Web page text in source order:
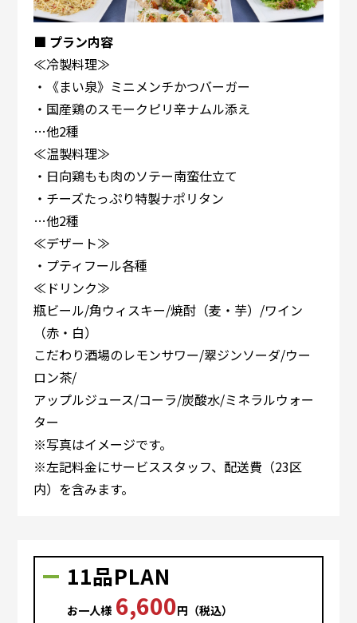
■ プラン内容
≪冷製料理≫
・《まい泉》ミニメンチかつバーガー
・国産鶏のスモークピリ辛ナムル添え
…他2種
≪温製料理≫
・日向鶏もも肉のソテー南蛮仕立て
・チーズたっぷり特製ナポリタン
…他2種
≪デザート≫
・プティフール各種
≪ドリンク≫
瓶ビール/角ウィスキー/焼酎（麦・芋）/ワイン
（赤・白）
こだわり酒場のレモンサワー/翠ジンソーダ/ウー
ロン茶/
アップルジュース/コーラ/炭酸水/ミネラルウォー
ター
※写真はイメージです。
※左記料金にサービススタッフ、配送費（23区
内）を含みます。
11品PLAN
お⼀⼈様 6,600円（税込）